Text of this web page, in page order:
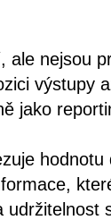
ale nejsou
výstupy
jako